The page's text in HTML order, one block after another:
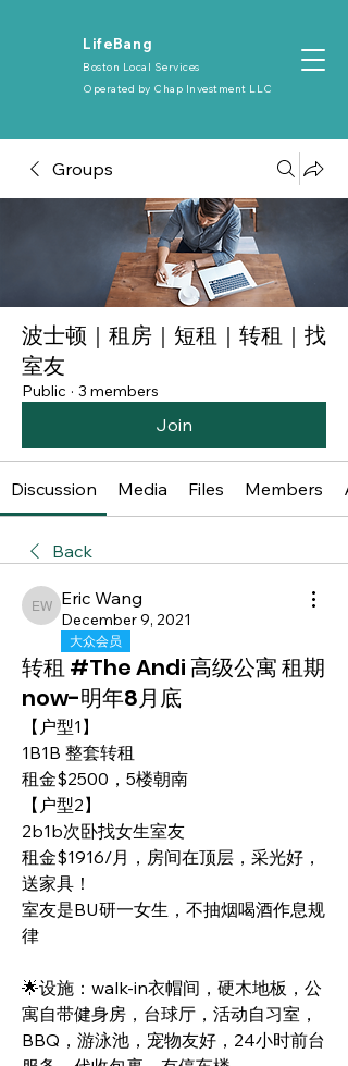
​LifeBang
Boston Local Services
Operated by Chap Investment LLC
Groups
波士顿｜租房｜短租｜转租｜找
室友
Public · 3 members
Join
Discussion Media Files Members
Back
Eric Wang
Eric Wang
December 9, 2021
大众会员
转租 #The Andi 高级公寓 租期
now-明年8月底
【户型1】
1B1B 整套转租
租金$2500，5楼朝南
【户型2】
2b1b次卧找女生室友
租金$1916/月，房间在顶层，采光好，
送家具！
室友是BU研一女生，不抽烟喝酒作息规
律
🌟设施：walk-in衣帽间，硬木地板，公
寓自带健身房，台球厅，活动自习室，
BBQ，游泳池，宠物友好，24小时前台